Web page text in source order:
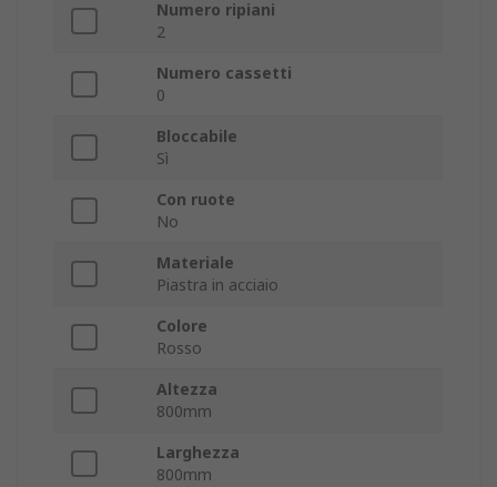
Numero ripiani
2
Numero cassetti
0
Bloccabile
Sì
Con ruote
No
Materiale
Piastra in acciaio
Colore
Rosso
Altezza
800mm
Larghezza
800mm